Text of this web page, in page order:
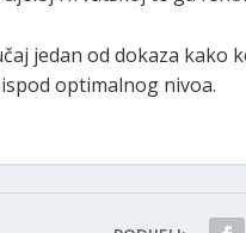
jedan od dokaza
optimalnog nivoa.